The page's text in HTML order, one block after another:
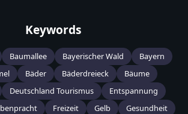
Keywords
Baumallee Bayerischer Wald
Bayern
Bäder Bäderdreieck
Bäume
Deutschland Tourismus
Entspannung
Freizeit Gelb
Gesundheit